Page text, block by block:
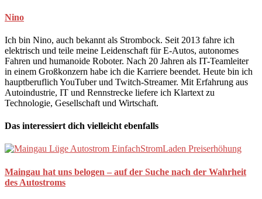
Nino
Ich bin Nino, auch bekannt als Strombock. Seit 2013 fahre ich
elektrisch und teile meine Leidenschaft für E-Autos, autonomes
Fahren und humanoide Roboter. Nach 20 Jahren als IT-Teamleiter
in einem Großkonzern habe ich die Karriere beendet. Heute bin ich
hauptberuflich YouTuber und Twitch-Streamer. Mit Erfahrung aus
Autoindustrie, IT und Rennstrecke liefere ich Klartext zu
Technologie, Gesellschaft und Wirtschaft.
Das interessiert dich vielleicht ebenfalls
Maingau hat uns belogen – auf der Suche nach der Wahrheit
des Autostroms